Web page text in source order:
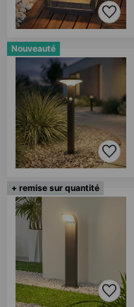
Nouveauté
+ remise sur quantité